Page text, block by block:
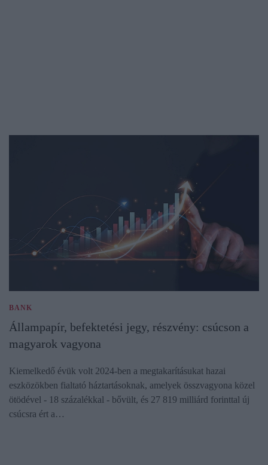
BANK
Állampapír, befektetési jegy, részvény: csúcson a
magyarok vagyona
Kiemelkedő évük volt 2024-ben a megtakarításukat hazai
eszközökben fialtató háztartásoknak, amelyek összvagyona közel
ötödével - 18 százalékkal - bővült, és 27 819 milliárd forinttal új
csúcsra ért a…